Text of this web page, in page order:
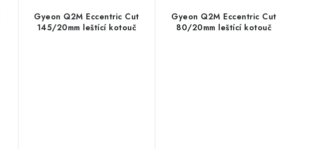
Gyeon Q2M Eccentric Cut
145/20mm leštící kotouč
Gyeon Q2M Eccentric Cut
80/20mm leštící kotouč